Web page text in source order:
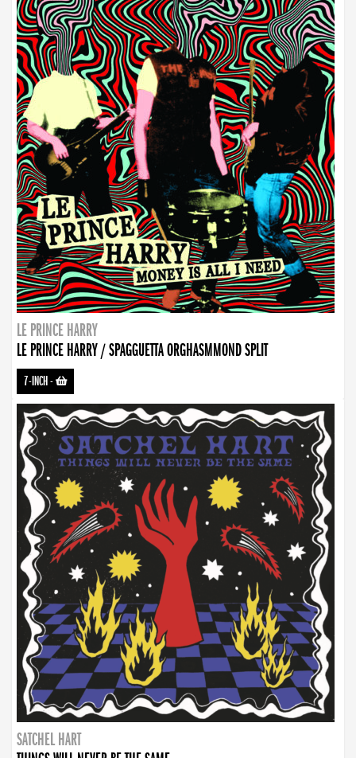
LE PRINCE HARRY
LE PRINCE HARRY / SPAGGUETTA ORGHASMMOND SPLIT
7-INCH-
SATCHEL HART